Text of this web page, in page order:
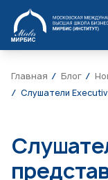
МИРБИС
Главная Блог
Слушатели